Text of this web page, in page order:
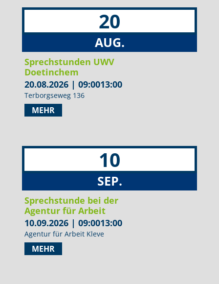
20
AUG.
Sprechstunden UWV
Doetinchem
20.08.2026 | 09:0013:00
Terborgseweg 136
MEHR
10
SEP.
Sprechstunde bei der
Agentur für Arbeit
10.09.2026 | 09:0013:00
Agentur für Arbeit Kleve
MEHR